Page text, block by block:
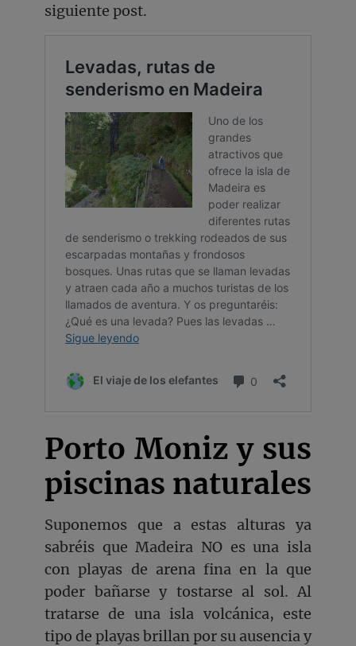
siguiente post.
Porto Moniz y sus
piscinas naturales
Suponemos que a estas alturas ya
sabréis que Madeira NO es una isla
con playas de arena fina en la que
poder bañarse y tostarse al sol. Al
tratarse de una isla volcánica, este
tipo de playas brillan por su ausencia y